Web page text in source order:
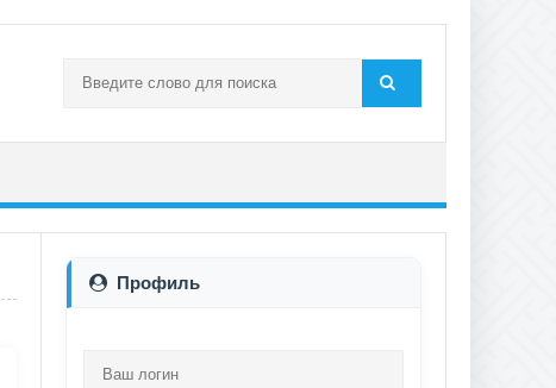
Профиль